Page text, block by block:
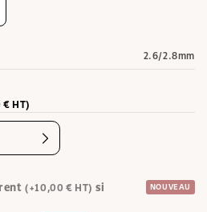
2.6/2.8mm
HT)
(+10,00 € HT) si
NOUVEAU